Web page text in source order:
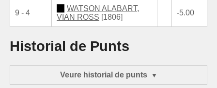
9 - 4
WATSON ALABART,
VIAN ROSS [1806]
-5.00
Historial de Punts
Veure historial de punts